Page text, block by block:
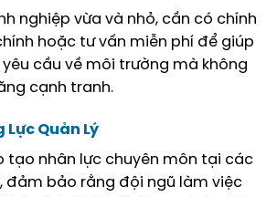
nghiệp vừa và nhỏ, cần có chính
hoặc tư vấn miễn phí để giúp
cầu về môi trường mà không
cạnh tranh.
Lực Quản Lý
tạo nhân lực chuyên môn tại các
đảm bảo rằng đội ngũ làm việc